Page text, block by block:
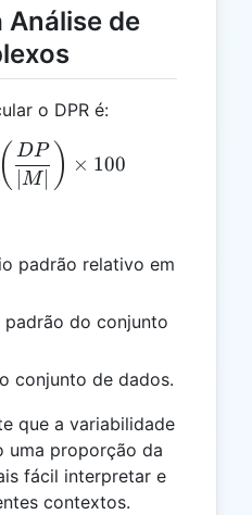
Análise de
o DPR é:
DPR (\%) = \left(
( ∣M
DP ) × 100
padrão relativo em
do conjunto
conjunto de dados.
que a variabilidade
uma proporção da
fácil interpretar e
contextos.